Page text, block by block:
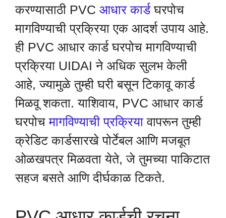
करण्यासाठी PVC आधार कार्डघरपोच
मागविण्याची प्रक्रिया एक आदर्श उपाय आहे.
ही PVC आधार कार्ड घरपोच मागविण्याची
प्रक्रिया UIDAI ने अधिक सुलभ केली
आहे, ज्यामुळे तुम्ही घरी बसून टिकावू कार्ड
मिळवू शकता. याशिवाय, PVC आधार कार्ड
घरपोचमागविण्याची प्रक्रिया वापरून तुम्ही
क्रेडिट कार्डसारखे पोर्टेबल आणि मजबूत
ओळखपत्र मिळवता येते, जे तुमच्या पाकिटात
सहज बसते आणि दीर्घकाळ टिकते.